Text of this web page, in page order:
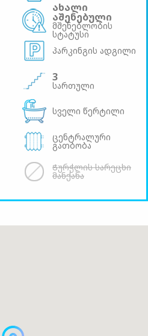
ახალი
აშენებული
მშენებლობის
სტატუსი
პარკინგის ადგილი
3
სართული
სველი წერტილი
ცენტრალური
გათბობა
Ჭურჭლის სარეცხი
მანქანა